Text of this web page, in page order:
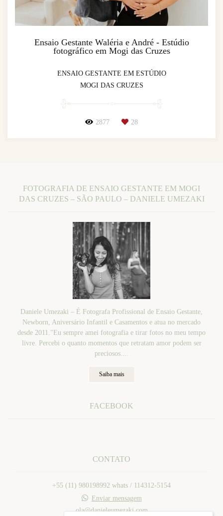
Ensaio Gestante Waléria e André - Estúdio
fotográfico em Mogi das Cruzes
ENSAIO GESTANTE EM ESTÚDIO
MOGI DAS CRUZES
2877 28
FOTOGRAFIA DE ENSAIO GESTANTE EM MOGI
DAS CRUZES – SÃO PAULO – DANIELE UMEZAKI
Daniele Umezaki – É Fotografa Profissional de Ensaio Gestante,
Newborn, Aniversário Infantil e Casamentos e atua no mercado
desde 2011."Eu sempre amei fotografia e tirar fotos no meu tempo
livre. Percebi o quanto momentos que retratam amor podem ser
preciosos....
Saiba mais
FACEBOOK
CONTATO
+55 (11) 980198992 whats / 114312-5154
Enviar mensagem
ola@danieleumezaki.com